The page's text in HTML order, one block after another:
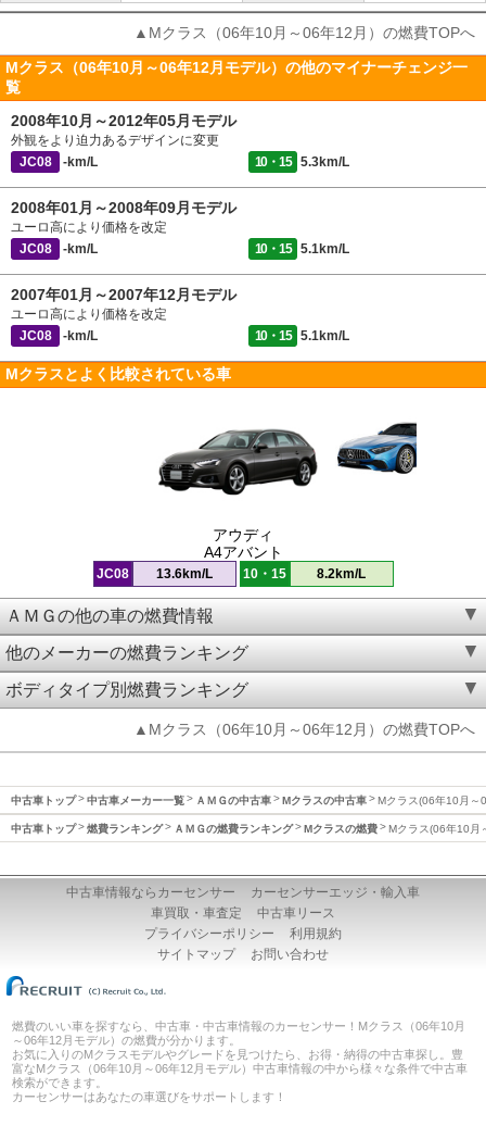
▲Mクラス（06年10月～06年12月）の燃費TOPへ
Mクラス（06年10月～06年12月モデル）の他のマイナーチェンジ一
覧
2008年10月～2012年05月モデル
外観をより迫力あるデザインに変更
JC08
-km/L 10・15 5.3km/L
2008年01月～2008年09月モデル
ユーロ高により価格を改定
JC08
-km/L 10・15 5.1km/L
2007年01月～2007年12月モデル
ユーロ高により価格を改定
JC08
-km/L 10・15 5.1km/L
Mクラスとよく比較されている車
アウディ
A4アバント
JC08 13.6km/L 10・15 8.2km/L
ＡＭＧの他の車の燃費情報
他のメーカーの燃費ランキング
ボディタイプ別燃費ランキング
▲Mクラス（06年10月～06年12月）の燃費TOPへ
中古車トップ 中古車メーカー一覧 ＡＭＧの中古車 Mクラスの中古車 Mクラス(06年10月～
中古車トップ 燃費ランキング ＡＭＧの燃費ランキング Mクラスの燃費 Mクラス(06年10月
中古車情報ならカーセンサー
カーセンサーエッジ・輸入車
車買取・車査定
中古車リース
プライバシーポリシー
利用規約
サイトマップ
お問い合わせ
燃費のいい車を探すなら、中古車・中古車情報のカーセンサー！Mクラス（06年10月
～06年12月モデル）の燃費が分かります。
お気に入りのMクラスモデルやグレードを見つけたら、お得・納得の中古車探し。豊
富なMクラス（06年10月～06年12月モデル）中古車情報の中から様々な条件で中古車
検索ができます。
カーセンサーはあなたの車選びをサポートします！